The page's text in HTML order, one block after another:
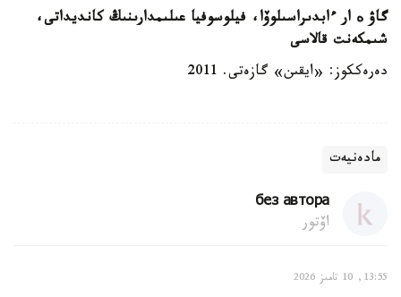
گاۋ ه ار ءابدىراسىلوۆا، فيلوسوفيا عىلىمدارىنىڭ كانديداتى،
شىمكەنت قالاسى
دەرەككوز: «ايقىن» گازەتى. 2011
مادەنيەت
без автора
اۆتور
13:55, 10 تامىز 2026